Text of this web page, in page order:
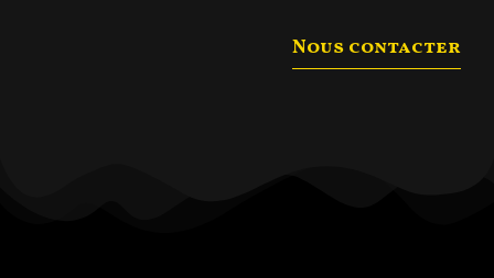
Nous contacter